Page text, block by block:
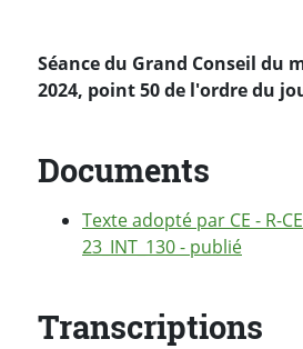
Séance du Grand Conseil du
2024, point 50 de l'ordre du
Documents
Texte adopté par CE - R-
23_INT_130 - publié
Transcriptions